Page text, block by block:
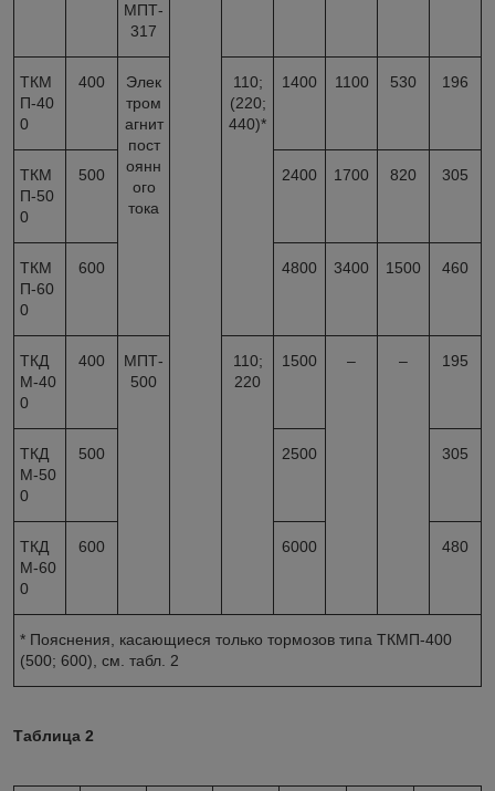
МПТ-
317
ТКМ
П-40
0
400
Элек
тром
агнит
пост
оянн
ого
тока
110;
(220;
440)*
1400 1100 530 196
ТКМ
П-50
0
500 2400 1700 820 305
ТКМ
П-60
0
600 4800 3400 1500 460
ТКД
М-40
0
400
МПТ-
500
110;
220
1500 – – 195
ТКД
М-50
0
500 2500 305
ТКД
М-60
0
600 6000 480
* Пояснения, касающиеся только тормозов типа ТКМП-400
(500; 600), см. табл. 2
Таблица 2